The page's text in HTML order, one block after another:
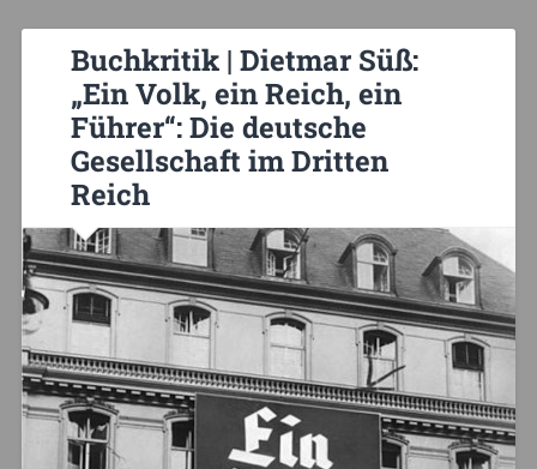
Buchkritik | Dietmar Süß:
„Ein Volk, ein Reich, ein
Führer“: Die deutsche
Gesellschaft im Dritten
Reich